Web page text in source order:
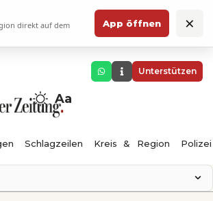
direkt auf dem
App öffnen ×
Unterstützen
Aa
Schlagzeilen Kreis & Region Polizei